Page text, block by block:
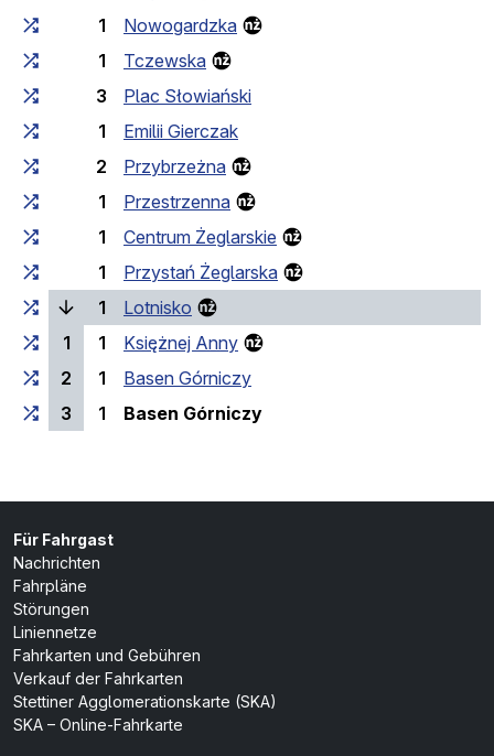
1
Nowogardzka
1
Tczewska
3
Plac Słowiański
1
Emilii Gierczak
2
Przybrzeżna
1
Przestrzenna
1
Centrum Żeglarskie
1
Przystań Żeglarska
1
Lotnisko
1
1
Księżnej Anny
2
1
Basen Górniczy
3
1 Basen Górniczy(Endhaltestelle)
Für Fahrgast
Nachrichten
Fahrpläne
Störungen
Liniennetze
Fahrkarten und Gebühren
Verkauf der Fahrkarten
Stettiner Agglomerationskarte (SKA)
SKA – Online-Fahrkarte